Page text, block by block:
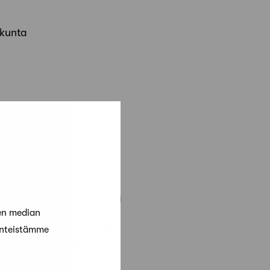
median
edustivat 16:a
Valko-Venäjän
ja tukijoita
ja isäntämaasta.
Heritage Congress
22.‒27. toukokuuta
asiantuntijoita.